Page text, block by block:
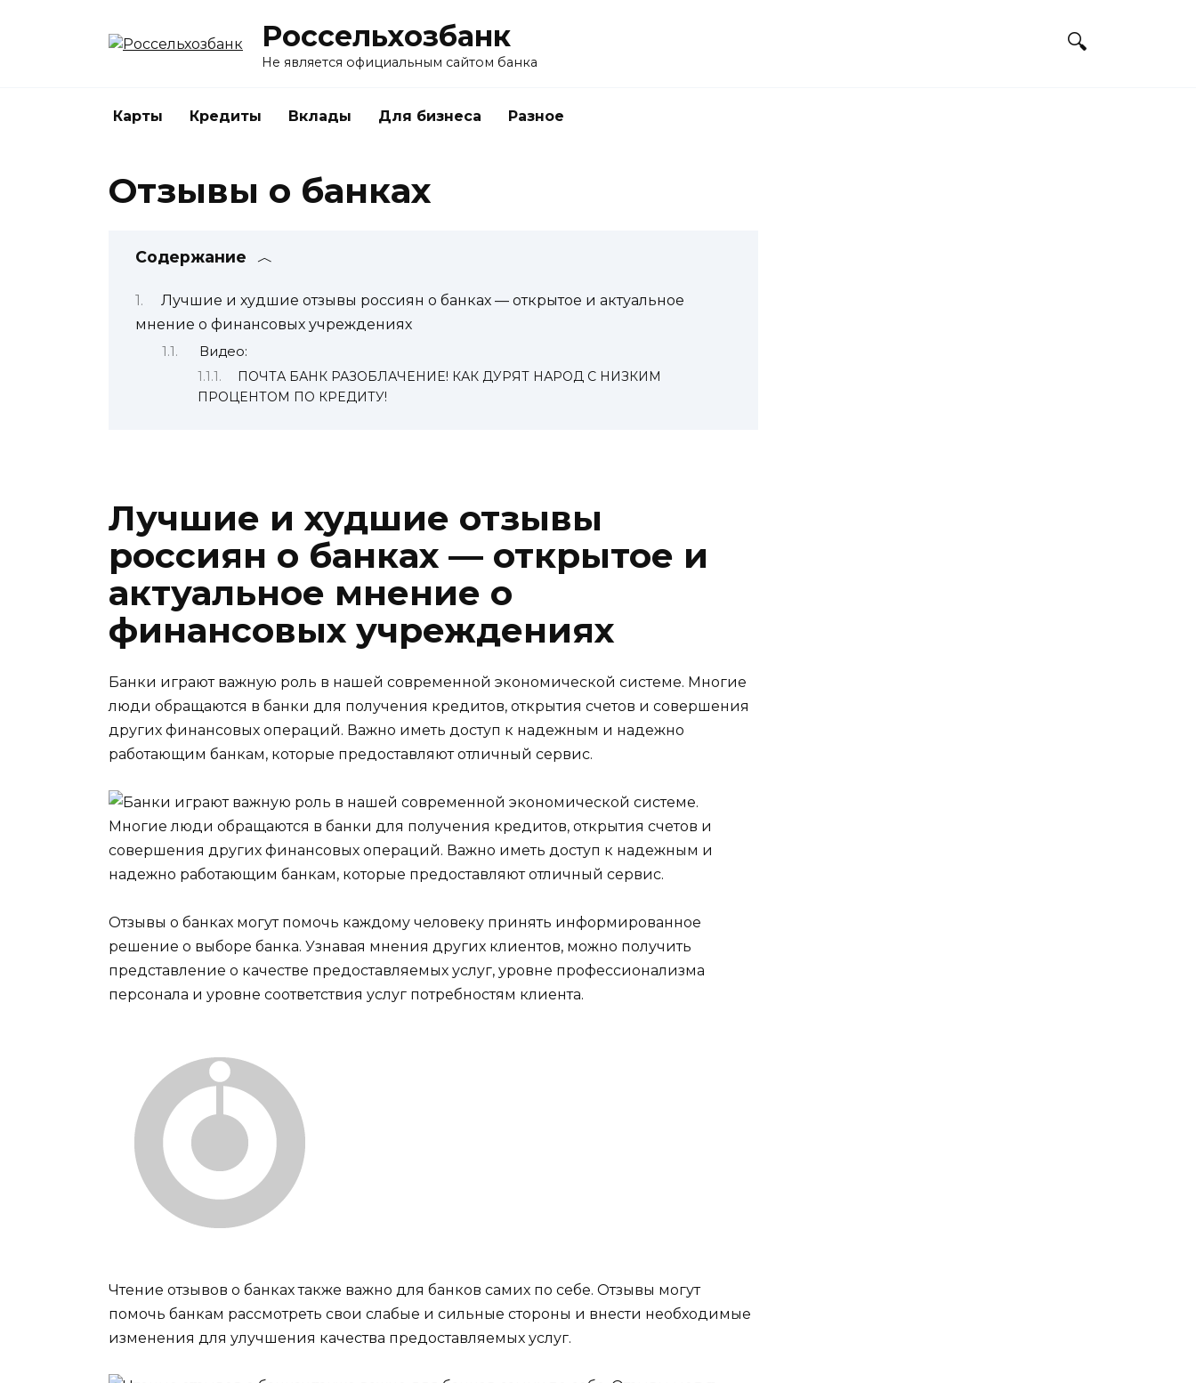
Россельхозбанк
Не является официальным сайтом банка
Карты Кредиты Вклады Для бизнеса Разное
Отзывы о банках
Содержание
Лучшие и худшие отзывы россиян о банках — открытое и актуальное
мнение о финансовых учреждениях
Видео:
ПОЧТА БАНК РАЗОБЛАЧЕНИЕ! КАК ДУРЯТ НАРОД С НИЗКИМ
ПРОЦЕНТОМ ПО КРЕДИТУ!
Лучшие и худшие отзывы
россиян о банках — открытое и
актуальное мнение о
финансовых учреждениях
Банки играют важную роль в нашей современной экономической системе. Многие
люди обращаются в банки для получения кредитов, открытия счетов и совершения
других финансовых операций. Важно иметь доступ к надежным и надежно
работающим банкам, которые предоставляют отличный сервис.
Отзывы о банках могут помочь каждому человеку принять информированное
решение о выборе банка. Узнавая мнения других клиентов, можно получить
представление о качестве предоставляемых услуг, уровне профессионализма
персонала и уровне соответствия услуг потребностям клиента.
Чтение отзывов о банках также важно для банков самих по себе. Отзывы могут
помочь банкам рассмотреть свои слабые и сильные стороны и внести необходимые
изменения для улучшения качества предоставляемых услуг.